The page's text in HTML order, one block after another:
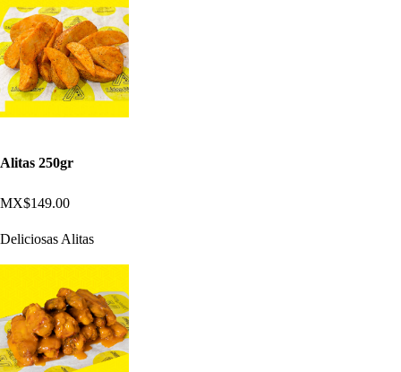
Alitas 250gr
MX$149.00
Deliciosas Alitas